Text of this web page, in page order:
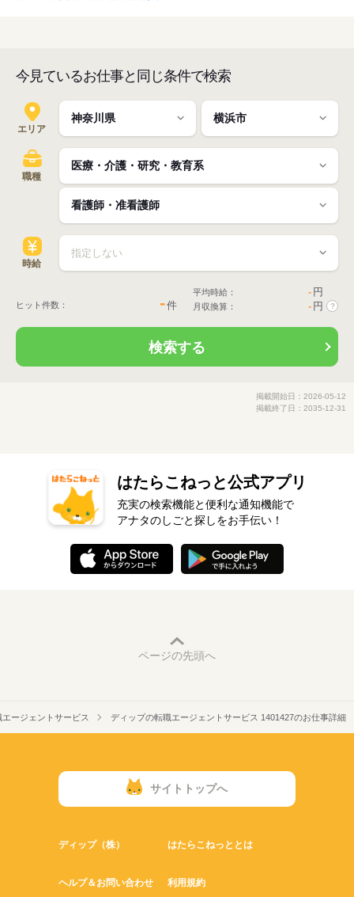
今見ているお仕事と同じ条件で検索
エリア
職種
時給
ヒット件数： -件
平均時給： - 円
月収換算： - 円 ?
検索する
掲載開始日：2026-05-12
掲載終了日：2035-12-31
はたらこねっと公式アプリ
充実の検索機能と便利な通知機能で
アナタのしごと探しをお手伝い！
ページの先頭へ
ージェントサービス ディップの転職エージェントサービス 1401427のお仕事詳細
サイトトップへ
ディップ（株） はたらこねっととは
ヘルプ＆お問い合わせ 利用規約